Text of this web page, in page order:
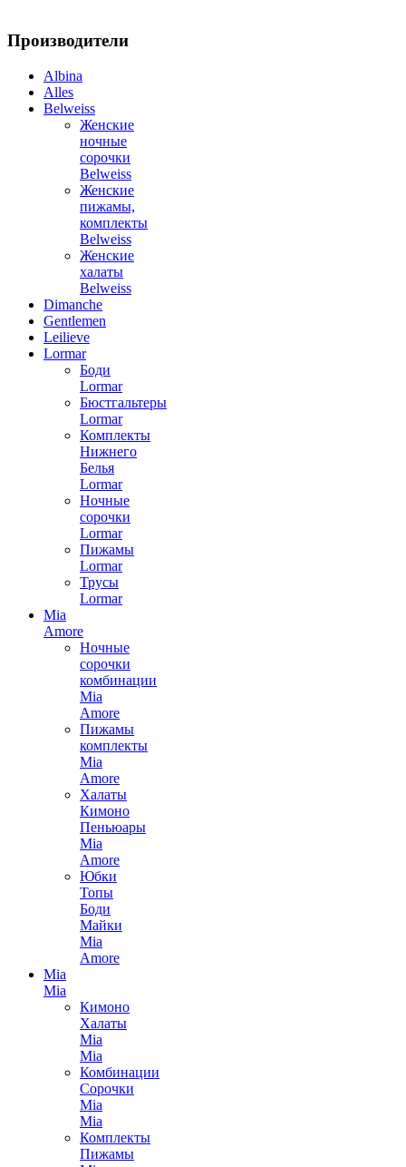
Производители
Albina
Alles
Belweiss
Женские
ночные
сорочки
Belweiss
Женские
пижамы,
комплекты
Belweiss
Женские
халаты
Belweiss
Dimanche
Gentlemen
Leilieve
Lormar
Боди
Lormar
Бюстгальтеры
Lormar
Комплекты
Нижнего
Белья
Lormar
Ночные
сорочки
Lormar
Пижамы
Lormar
Трусы
Lormar
Mia
Amore
Ночные
сорочки
комбинации
Mia
Amore
Пижамы
комплекты
Mia
Amore
Халаты
Кимоно
Пеньюары
Mia
Amore
Юбки
Топы
Боди
Майки
Mia
Amore
Mia
Mia
Кимоно
Халаты
Mia
Mia
Комбинации
Сорочки
Mia
Mia
Комплекты
Пижамы